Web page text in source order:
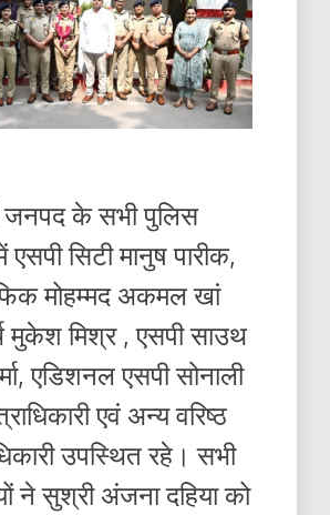
जनपद के सभी पुलिस
सिटी मानुष पारीक,
मोहम्मद अकमल खां
मुकेश मिश्र , एसपी साउथ
एडिशनल एसपी सोनाली
एवं अन्य वरिष्ठ
उपस्थित रहे। सभी
ने सुश्री अंजना दहिया को